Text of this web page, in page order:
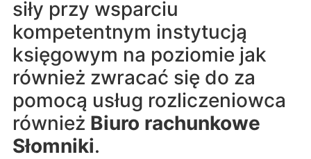
siły przy wsparciu
kompetentnym instytucją
księgowym na poziomie jak
również zwracać się do za
pomocą usług rozliczeniowca
również Biuro rachunkowe
Słomniki.